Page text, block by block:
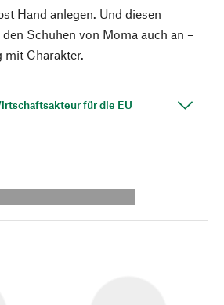
Hand anlegen. Und diesen
Schuhen von Moma auch an –
mit Charakter.
für die EU